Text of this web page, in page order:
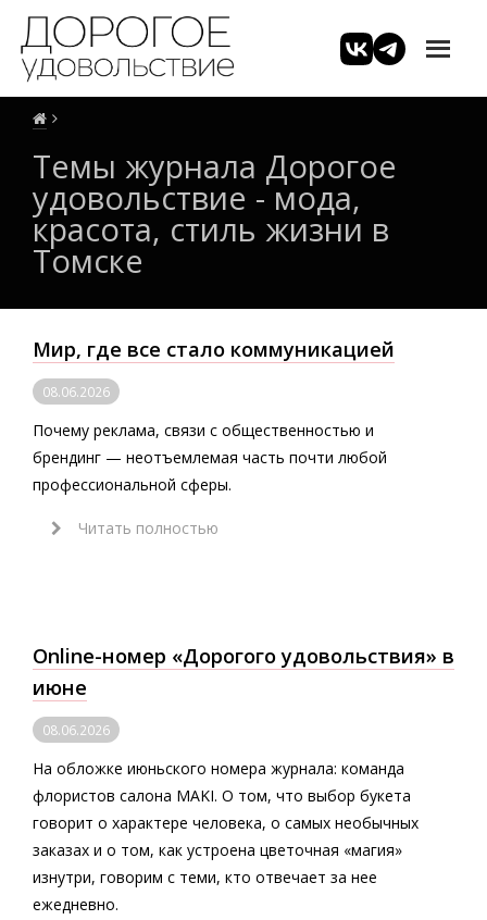
Темы журнала Дорогое
удовольствие - мода,
красота, стиль жизни в
Томске
Мир, где все стало коммуникацией
08.06.2026
Почему реклама, связи с общественностью и
брендинг — неотъемлемая часть почти любой
профессиональной сферы.
Читать полностью
Online-номер «Дорогого удовольствия» в
июне
08.06.2026
На обложке июньского номера журнала: команда
флористов салона MAKI. О том, что выбор букета
говорит о характере человека, о самых необычных
заказах и о том, как устроена цветочная «магия»
изнутри, говорим с теми, кто отвечает за нее
ежедневно.